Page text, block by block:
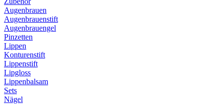
Augenbrauen
Augenbrauenstift
Augenbrauengel
Pinzetten
Lippen
Konturenstift
Lippenstift
Lipgloss
Lippenbalsam
Sets
Nägel